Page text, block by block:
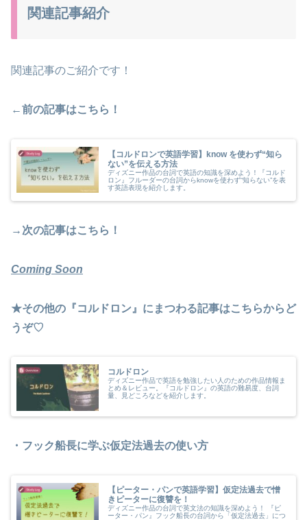
関連記事紹介
関連記事のご紹介です！
←前の記事はこちら！
【コルドロンで英語学習】know を使わず“知ら
ない”を伝える方法
ディズニー作品の台詞で英語の知識を深めよう！『コルド
ロン』フルーダーの台詞からknowを使わず“知らない”を表
す英語表現を紹介します。
→次の記事はこちら！
Coming Soon
★その他の『コルドロン』にまつわる記事はこちらからど
うぞ♡
コルドロン
ディズニー作品で英語を勉強したい人のための作品情報ま
とめ＆レビュー。『コルドロン』の英語の難易度、台詞
量、見どころなどを紹介します。
・フック船長に学ぶ仮定法過去の使い方
【ピーター・パンで英語学習】仮定法過去で憎
きピーターに復讐を！
ディズニー作品の台詞で英文法の知識を深めよう！ 『ピ
ーター・パン』フック船長の台詞から「仮定法過去」につ